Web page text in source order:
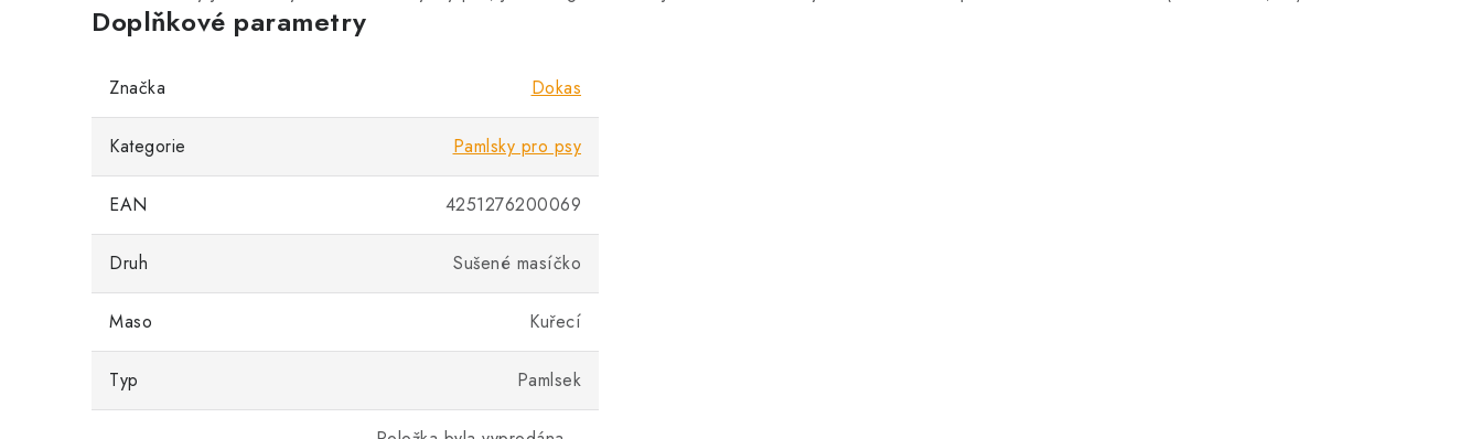
Doplňkové parametry
Značka Dokas
Kategorie Pamlsky pro psy
EAN 4251276200069
Druh Sušené masíčko
Maso Kuřecí
Typ Pamlsek